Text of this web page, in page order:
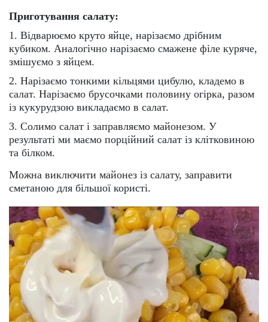
Приготування салату:
1. Відварюємо круто яйце, нарізаємо дрібним
кубиком. Аналогічно нарізаємо смажене філе куряче,
змішуємо з яйцем.
2. Нарізаємо тонкими кільцями цибулю, кладемо в
салат. Нарізаємо брусочками половину огірка, разом
із кукурудзою викладаємо в салат.
3. Солимо салат і заправляємо майонезом. У
результаті ми маємо порційний салат із клітковиною
та білком.
Можна виключити майонез із салату, заправити
сметаною для більшої користі.